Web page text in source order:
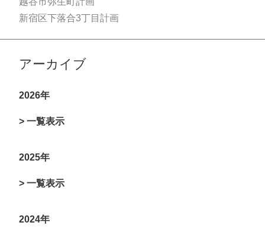
新宿区下落合3丁目計画
アーカイブ
2026年
> 一覧表示
2025年
> 一覧表示
2024年